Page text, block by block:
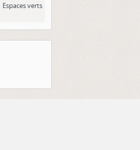
Espaces verts